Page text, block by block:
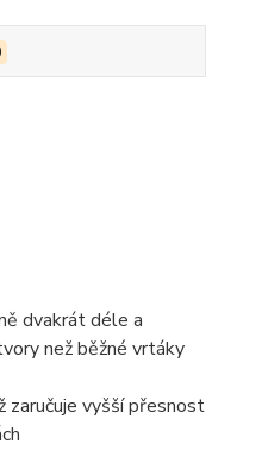
dvakrát déle a
než běžné vrtáky
zaručuje vyšší přesnost